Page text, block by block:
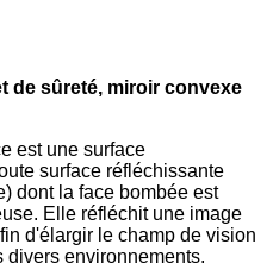
de sûreté, miroir convexe
est une surface
surface réfléchissante
dont la face bombée est
Elle réfléchit une image
d'élargir le champ de vision
environnements,